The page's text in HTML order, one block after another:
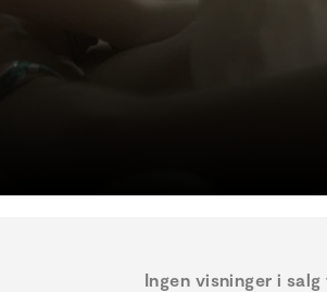
Ingen visninger i